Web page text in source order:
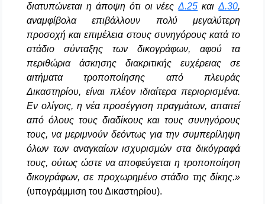
διατυπώνεται η άποψη ότι οι νέες Δ.25 και Δ.30,
αναμφίβολα επιβάλλουν πολύ μεγαλύτερη
προσοχή και επιμέλεια στους συνηγόρους κατά το
στάδιο σύνταξης των δικογράφων, αφού τα
περιθώρια άσκησης διακριτικής ευχέρειας σε
αιτήματα τροποποίησης από πλευράς
Δικαστηρίου, είναι πλέον ιδιαίτερα περιορισμένα.
Εν ολίγοις, η νέα προσέγγιση πραγμάτων, απαιτεί
από όλους τους διαδίκους και τους συνηγόρους
τους, να μεριμνούν δεόντως για την συμπερίληψη
όλων των αναγκαίων ισχυρισμών στα δικόγραφά
τους, ούτως ώστε να αποφεύγεται η τροποποίηση
δικογράφων, σε προχωρημένο στάδιο της δίκης.»
(υπογράμμιση του Δικαστηρίου).